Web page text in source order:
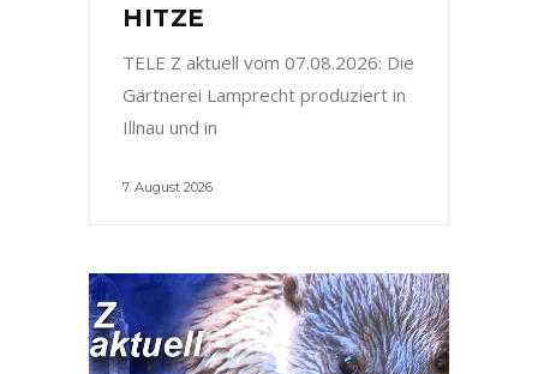
HITZE
TELE Z aktuell vom 07.08.2026: Die
Gärtnerei Lamprecht produziert in
Illnau und in
7. August 2026